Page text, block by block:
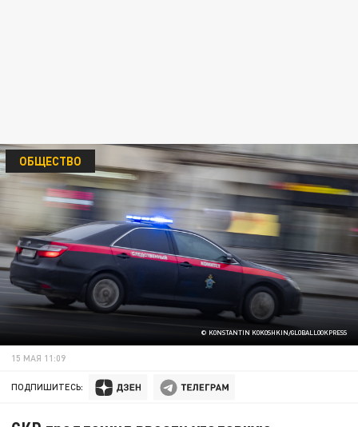
© KONSTANTIN KOKOSHKIN/GLOBALLOOKPRESS
ОБЩЕСТВО
15 МАЯ 11:09
ПОДПИШИТЕСЬ: